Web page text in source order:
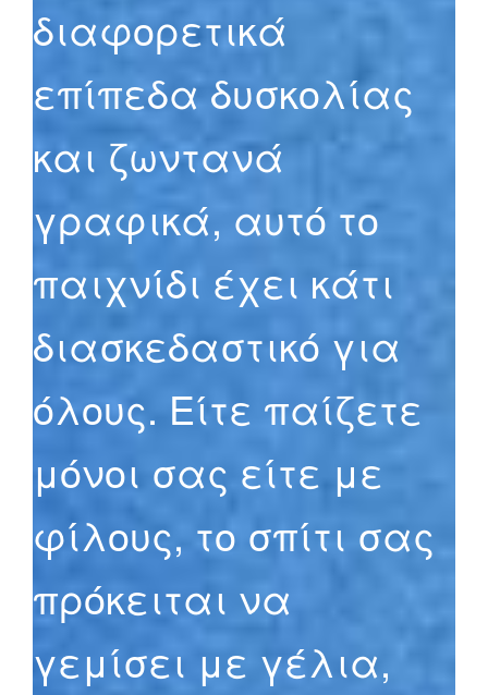
διαφορετικά
επίπεδα δυσκολίας
και ζωντανά
γραφικά, αυτό το
παιχνίδι έχει κάτι
διασκεδαστικό για
όλους. Είτε παίζετε
μόνοι σας είτε με
φίλους, το σπίτι σας
πρόκειται να
γεμίσει με γέλια,